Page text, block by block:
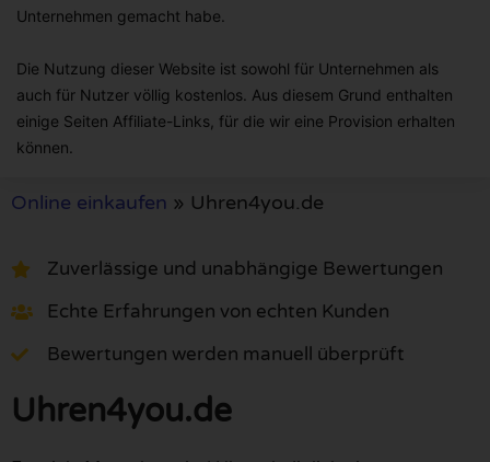
Unternehmen gemacht habe.
Die Nutzung dieser Website ist sowohl für Unternehmen als
auch für Nutzer völlig kostenlos. Aus diesem Grund enthalten
einige Seiten Affiliate-Links, für die wir eine Provision erhalten
können.
Online einkaufen » Uhren4you.de
Zuverlässige und unabhängige Bewertungen
Echte Erfahrungen von echten Kunden
Bewertungen werden manuell überprüft
Uhren4you.de